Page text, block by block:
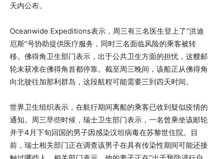
天内公布。
Oceanwide Expeditions表示，周三有三名医生登上了“洪迪
厄斯”号协助提供医疗服务，同时三名面临风险的乘客被转
移。佛得角卫生部门表示，出于公共卫生方面的担忧，这艘邮
轮未获准在佛得角首都停靠。截至周三晚间，该船正从佛得角
向北驶往加那利群岛，这段航程可能需要三到四天时间。
世界卫生组织表示，在航行期间离船的乘客已收到疑似疫情的
通知。周三早些时候，瑞士卫生部门表示，一名曾乘坐该邮轮
并于4月下旬回国的男子因感染汉坦病毒在苏黎世住院。目
前，瑞士相关部门正在调查该男子在具有传染性期间可能还接